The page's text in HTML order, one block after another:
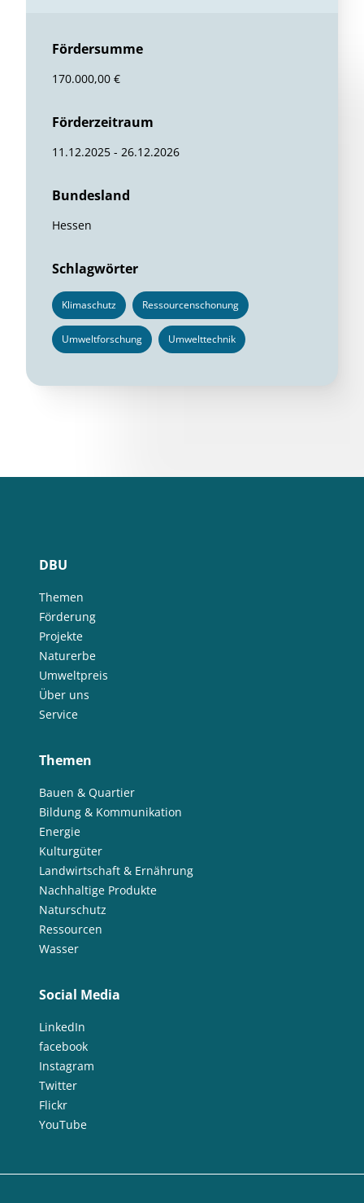
Fördersumme
170.000,00 €
Förderzeitraum
11.12.2025 - 26.12.2026
Bundesland
Hessen
Schlagwörter
Klimaschutz Ressourcenschonung
Umweltforschung Umwelttechnik
DBU
Themen
Förderung
Projekte
Naturerbe
Umweltpreis
Über uns
Service
Themen
Bauen & Quartier
Bildung & Kommunikation
Energie
Kulturgüter
Landwirtschaft & Ernährung
Nachhaltige Produkte
Naturschutz
Ressourcen
Wasser
Social Media
LinkedIn
facebook
Instagram
Twitter
Flickr
YouTube